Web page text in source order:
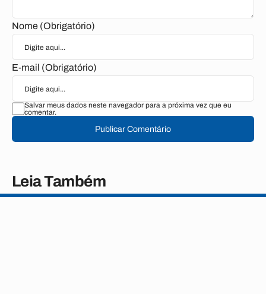
Nome (Obrigatório)
E-mail (Obrigatório)
Salvar meus dados neste navegador para a próxima vez que eu
comentar.
Publicar Comentário
Leia Também